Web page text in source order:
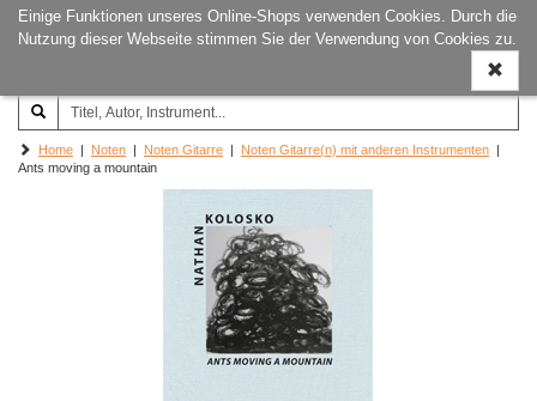
Einige Funktionen unseres Online-Shops verwenden Cookies. Durch die
Nutzung dieser Webseite stimmen Sie der Verwendung von Cookies zu.
ein-/
Joachim‐Trekel‐Musikverlag,
Hamburg
Home | Noten | Noten Gitarre | Noten Gitarre(n) mit anderen Instrumenten |
Ants moving a mountain